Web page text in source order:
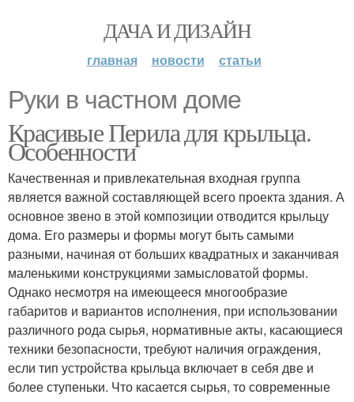
ДАЧА И ДИЗАЙН
главная новости статьи
Руки в частном доме
Красивые Перила для крыльца.
Особенности
Качественная и привлекательная входная группа
является важной составляющей всего проекта здания. А
основное звено в этой композиции отводится крыльцу
дома. Его размеры и формы могут быть самыми
разными, начиная от больших квадратных и заканчивая
маленькими конструкциями замысловатой формы.
Однако несмотря на имеющееся многообразие
габаритов и вариантов исполнения, при использовании
различного рода сырья, нормативные акты, касающиеся
техники безопасности, требуют наличия ограждения,
если тип устройства крыльца включает в себя две и
более ступеньки. Что касается сырья, то современные